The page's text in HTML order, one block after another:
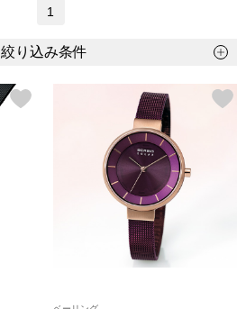
ポロシャツ
シャツ
トレーナー／
セーター／カ
1
絞り込み条件